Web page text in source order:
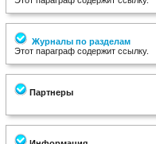
Журналы по разделам
Этот параграф содержит ссылку.
Партнеры